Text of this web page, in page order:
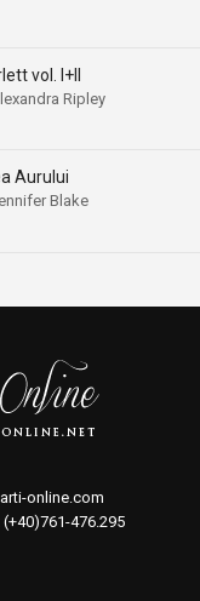
vol. I+II
Ripley
Aurului
Blake
online.com
476.295